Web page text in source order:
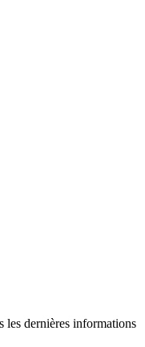
les dernières informations